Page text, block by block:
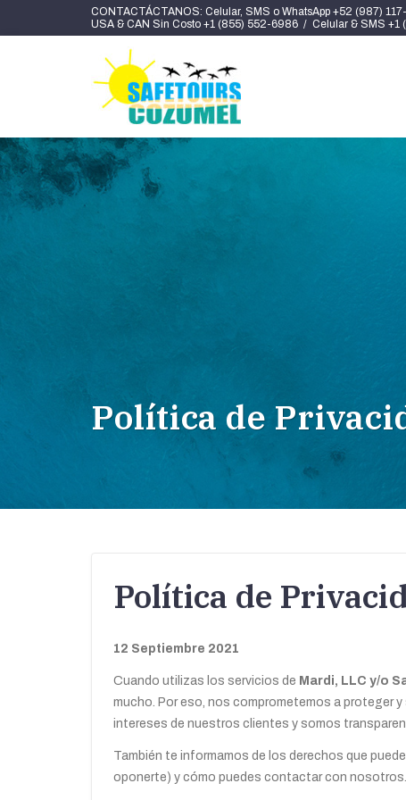
CONTACTÁCTANOS: Celular, SMS o WhatsApp +52 (987)
USA & CAN Sin Costo +1 (855) 552-6986 / Celular & SMS +1
Política de
Política de
12 Septiembre 2021
Cuando utilizas los servicios de Mardi, LLC y/o
mucho. Por eso, nos comprometemos a proteger
intereses de nuestros clientes y somos
También te informamos de los derechos que
oponerte) y cómo puedes contactar con nosotros.